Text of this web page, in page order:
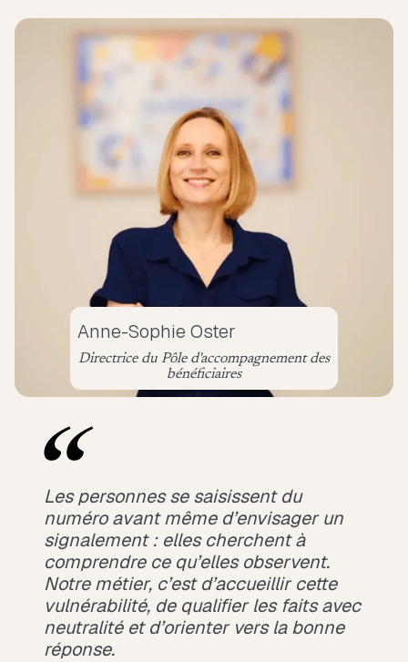
Anne-Sophie Oster
Directrice du Pôle d'accompagnement des
bénéficiaires
Les personnes se saisissent du
numéro avant même d’envisager un
signalement : elles cherchent à
comprendre ce qu’elles observent.
Notre métier, c’est d’accueillir cette
vulnérabilité, de qualifier les faits avec
neutralité et d’orienter vers la bonne
réponse.